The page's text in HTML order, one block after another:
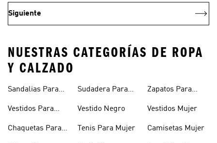
Siguiente
NUESTRAS CATEGORÍAS DE ROPA
Y CALZADO
Sandalias Para
Vestidos Para
Chaquetas Para
Sudadera Para
Vestido Negro
Tenis Para Mujer
Zapatos Para
Vestidos Mujer
Camisetas Mujer